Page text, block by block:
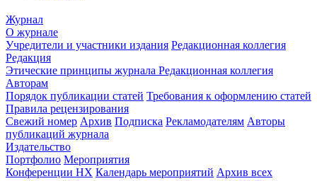
Журнал
О журнале
Учредители и участники издания Редакционная коллегия
Редакция
Этические принципы журнала Редакционная коллегия
Авторам
Порядок публикации статей Требования к оформлению статей
Правила рецензирования
Свежий номер Архив Подписка Рекламодателям Авторы
публикаций журнала
Издательство
Портфолио Мероприятия
Конференции НХ Календарь мероприятий Архив всех